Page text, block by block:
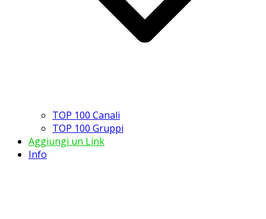
TOP 100 Canali
TOP 100 Gruppi
Aggiungi un Link
Info